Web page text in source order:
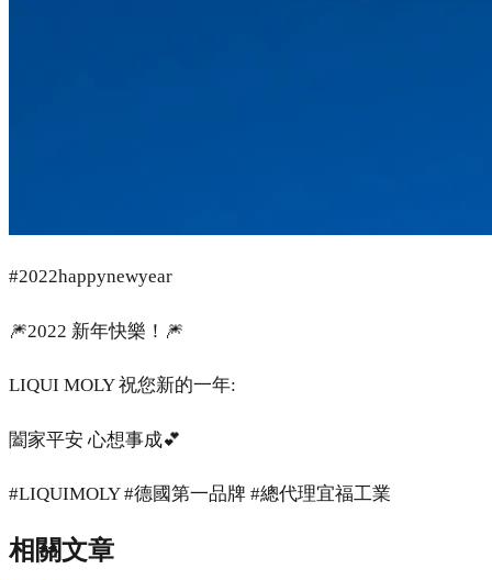
#2022happynewyear
🎆2022 新年快樂！🎆
LIQUI MOLY 祝您新的一年:
闔家平安 心想事成💕
#LIQUIMOLY #德國第一品牌 #總代理宜福工業
相關文章